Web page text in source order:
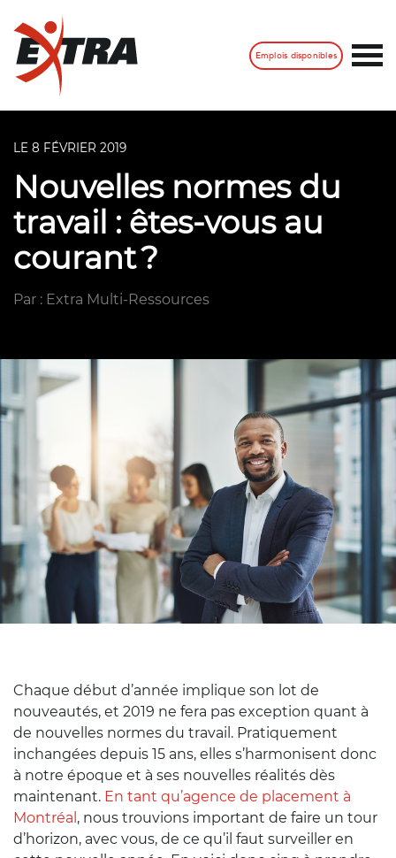
Emplois disponibles
LE 8 FÉVRIER 2019
Nouvelles normes du
travail : êtes-vous au
courant ?
Par : Extra Multi-Ressources
Chaque début d’année implique son lot de
nouveautés, et 2019 ne fera pas exception quant à
de nouvelles normes du travail. Pratiquement
inchangées depuis 15 ans, elles s’harmonisent donc
à notre époque et à ses nouvelles réalités dès
maintenant. En tant qu’agence de placement à
Montréal , nous trouvions important de faire un tour
d’horizon, avec vous, de ce qu’il faut surveiller en